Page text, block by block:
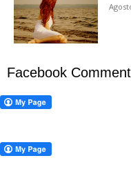
Facebook